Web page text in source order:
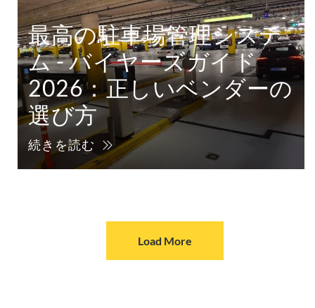
最高の駐車場管理システ
ム - バイヤーズガイド
2026：正しいベンダーの
選び方
続きを読む
Load More